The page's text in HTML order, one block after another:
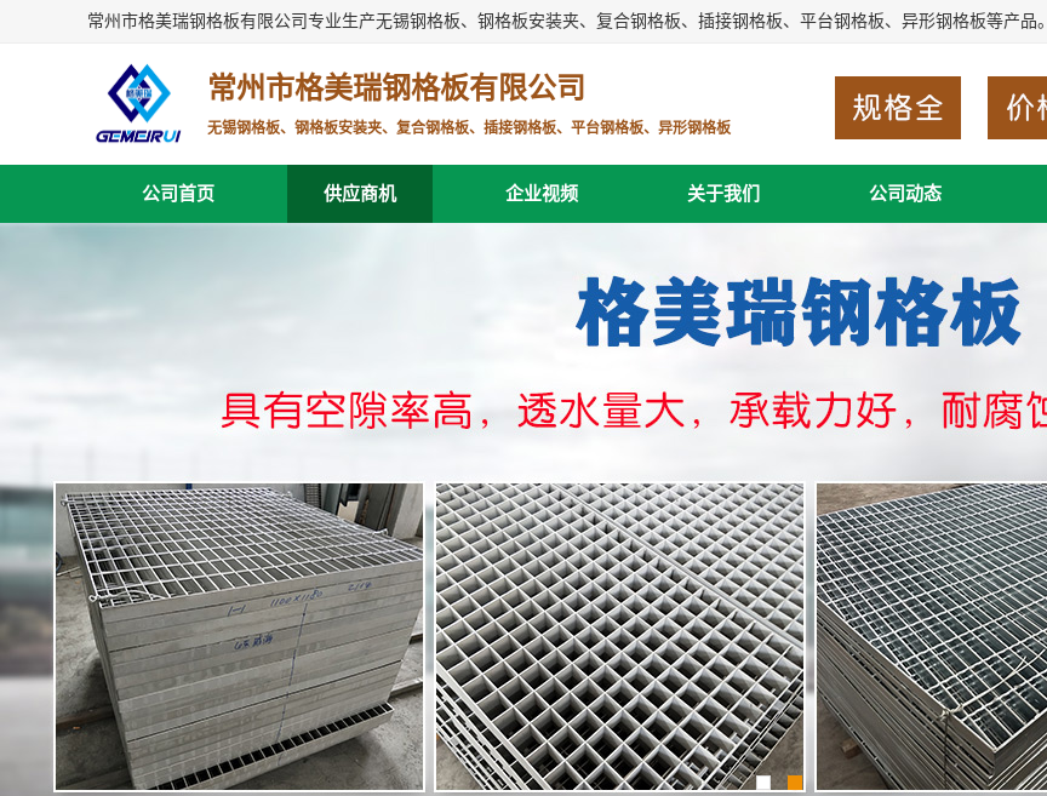
常州市格美瑞钢格板有限公司专业生产无锡钢格板、钢格板安装夹、复合钢格板、插接钢格板、平台钢格板、异形钢格板等产品。
常州市格美瑞钢格板有限公司
无锡钢格板、钢格板安装夹、复合钢格板、插接钢格板、平台钢格板、异形钢格板
公司首页 供应商机 企业视频 关于我们 公司动态